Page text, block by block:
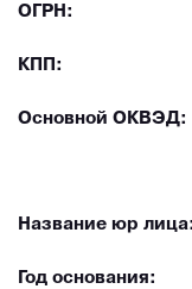
ОГРН:
КПП:
Основной ОКВЭД:
Название юр лица:
Год основания: